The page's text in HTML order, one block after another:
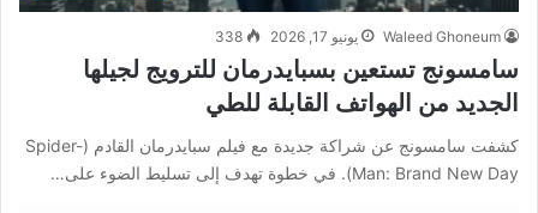
Waleed Ghoneum يونيو 17, 2026 338
سامسونج تستعين بسبايدرمان للترويج لجيلها
الجديد من الهواتف القابلة للطي
كشفت سامسونج عن شراكة جديدة مع فيلم سبايدرمان القادم (Spider-
Man: Brand New Day). في خطوة تهدف إلى تسليط الضوء على…